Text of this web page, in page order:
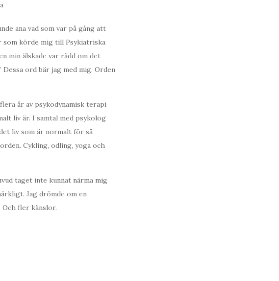
ana vad som var på gång att
som körde mig till Psykiatriska
min älskade var rädd om det
ord bär jag med mig. Orden
år av psykodynamisk terapi
liv är. I samtal med psykolog
liv som är normalt för så
Cykling, odling, yoga och
taget inte kunnat närma mig
Jag drömde om en
Och fler känslor.